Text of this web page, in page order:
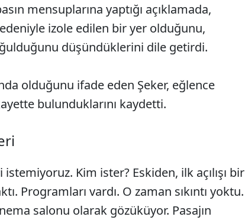
mensuplarına yaptığı açıklamada,
izole edilen bir yer olduğunu,
düşündüklerini dile getirdi.
olduğunu ifade eden Şeker, eğlence
bulunduklarını kaydetti.
istemiyoruz. Kim ister? Eskiden, ilk açılışı bir
Programları vardı. O zaman sıkıntı yoktu.
salonu olarak gözüküyor. Pasajın